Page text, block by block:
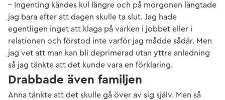
– Ingenting kändes kul längre och på morgonen längtade
jag bara efter att dagen skulle ta slut. Jag hade
egentligen inget att klaga på varken i jobbet eller i
relationen och förstod inte varför jag mådde sådär. Men
jag vet att man kan bli deprimerad utan yttre anledning
så jag tänkte att det kunde vara en förklaring.
Drabbade även familjen
Anna tänkte att det skulle gå över av sig själv. Men så